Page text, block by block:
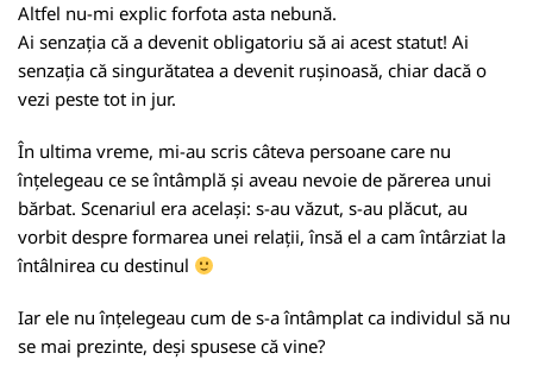
Altfel nu-mi explic forfota asta nebună.
Ai senzația că a devenit obligatoriu să ai acest statut! Ai
senzația că singurătatea a devenit rușinoasă, chiar dacă o
vezi peste tot in jur.
În ultima vreme, mi-au scris câteva persoane care nu
înțelegeau ce se întâmplă și aveau nevoie de părerea unui
bărbat. Scenariul era același: s-au văzut, s-au plăcut, au
vorbit despre formarea unei relații, însă el a cam întârziat la
întâlnirea cu destinul
Iar ele nu înțelegeau cum de s-a întâmplat ca individul să nu
se mai prezinte, deși spusese că vine?